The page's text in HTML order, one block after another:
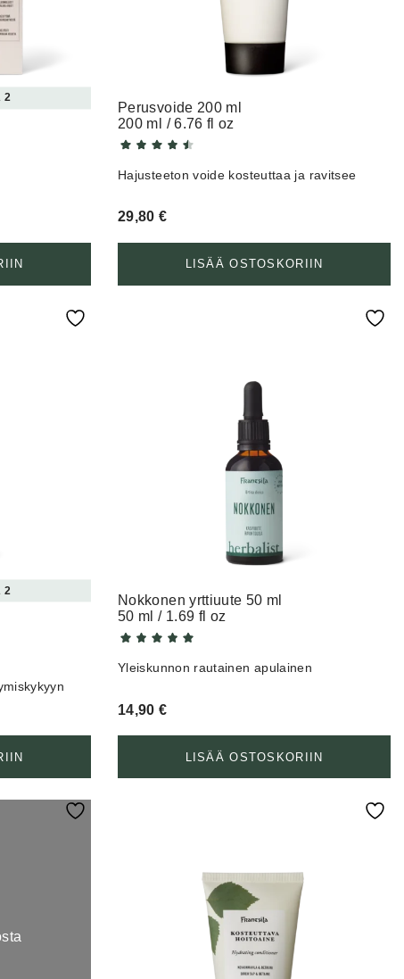
2
Perusvoide 200 ml
200 ml / 6.76 fl oz
Hajusteeton voide kosteuttaa ja ravitsee
29,80€
LISÄÄ OSTOSKORIIN
2
Nokkonen yrttiuute 50 ml
50 ml / 1.69 fl oz
Yleiskunnon rautainen apulainen
14,90€
LISÄÄ OSTOSKORIIN